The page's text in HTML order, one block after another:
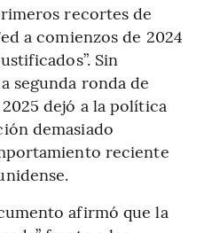
recortes de
a comienzos de 2024
Sin
segunda ronda de
dejó a la política
demasiado
reciente
afirmó que la